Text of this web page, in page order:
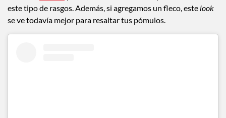
mitad dela caray elimina esa verticalidad que caracteriza a
este tipo de rasgos. Además, si agregamos un fleco, este